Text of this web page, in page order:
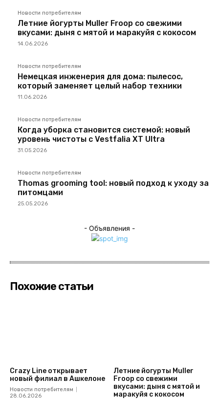
Новости потребителям
Летние йогурты Muller Froop со свежими
вкусами: дыня с мятой и маракуйя с кокосом
14.06.2026
Новости потребителям
Немецкая инженерия для дома: пылесос,
который заменяет целый набор техники
11.06.2026
Новости потребителям
Когда уборка становится системой: новый
уровень чистоты с Vestfalia XT Ultra
31.05.2026
Новости потребителям
Thomas grooming tool: новый подход к уходу за
питомцами
25.05.2026
- Объявления -
Похожие статьи
Crazy Line открывает
новый филиал в Ашкелоне
Новости потребителям
28.06.2026
Летние йогурты Muller
Froop со свежими
вкусами: дыня с мятой и
маракуйя с кокосом